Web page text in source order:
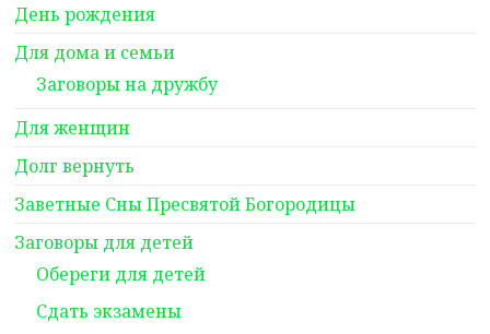
День рождения
Для дома и семьи
Заговоры на дружбу
Для женщин
Долг вернуть
Заветные Сны Пресвятой Богородицы
Заговоры для детей
Обереги для детей
Сдать экзамены